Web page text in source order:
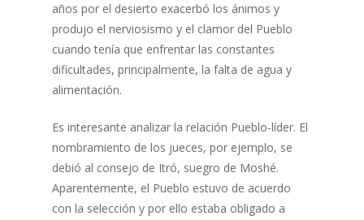
años por el desierto exacerbó los ánimos y
produjo el nerviosismo y el clamor del Pueblo
cuando tenía que enfrentar las constantes
dificultades, principalmente, la falta de agua y
alimentación.
Es interesante analizar la relación Pueblo-líder. El
nombramiento de los jueces, por ejemplo, se
debió al consejo de Itró, suegro de Moshé.
Aparentemente, el Pueblo estuvo de acuerdo
con la selección y por ello estaba obligado a